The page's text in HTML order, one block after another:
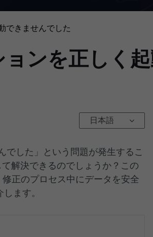
できませんでした
ンを正しく
日本語
でした」という問題が発生するこ
解決できるのでしょうか？この
正のプロセス中にデータを安全
ます。